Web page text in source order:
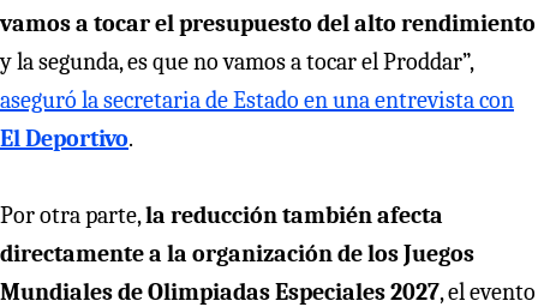
vamos a tocar el presupuesto del alto rendimiento
y la segunda, es que no vamos a tocar el Proddar”,
aseguró la secretaria de Estado en una entrevista con
El Deportivo.
Por otra parte,la reducción también afecta
directamente a la organización de los Juegos
Mundiales de Olimpiadas Especiales 2027, el evento